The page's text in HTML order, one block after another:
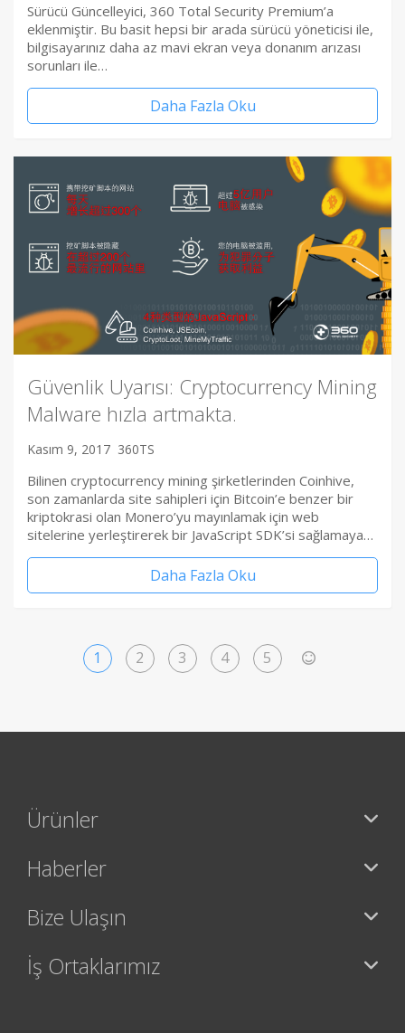
Sürücü Güncelleyici, 360 Total Security Premium’a
eklenmiştir. Bu basit hepsi bir arada sürücü yöneticisi ile,
bilgisayarınız daha az mavi ekran veya donanım arızası
sorunları ile…
Daha Fazla Oku
Güvenlik Uyarısı: Cryptocurrency Mining
Malware hızla artmakta.
Kasım 9, 2017 360TS
Bilinen cryptocurrency mining şirketlerinden Coinhive,
son zamanlarda site sahipleri için Bitcoin’e benzer bir
kriptokrasi olan Monero’yu mayınlamak için web
sitelerine yerleştirerek bir JavaScript SDK’si sağlamaya…
Daha Fazla Oku
1 2 3 4 5
Ürünler
Haberler
Bize Ulaşın
İş Ortaklarımız